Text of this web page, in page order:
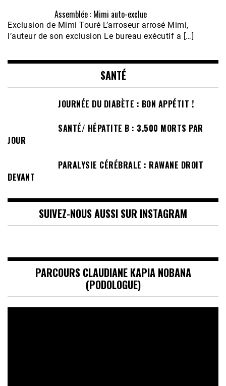
Assemblée : Mimi auto-exclue
Exclusion de Mimi Touré L’arroseur arrosé Mimi,
l’auteur de son exclusion Le bureau exécutif a […]
SANTÉ
JOURNÉE DU DIABÈTE : BON APPÉTIT !
SANTÉ/ HÉPATITE B : 3.500 MORTS PAR
JOUR
PARALYSIE CÉRÉBRALE : RAWANE DROIT
DEVANT
SUIVEZ-NOUS AUSSI SUR INSTAGRAM
PARCOURS CLAUDIANE KAPIA NOBANA
(PODOLOGUE)